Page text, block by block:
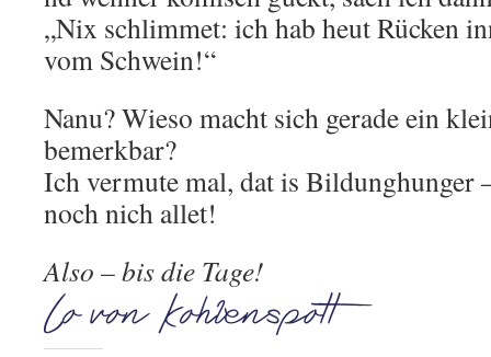
„Nix schlimmet: ich hab heut Rücken
vom Schwein!“
Nanu? Wieso macht sich gerade ein
bemerkbar?
Ich vermute mal, dat is Bildunghunger
noch nich allet!
Also – bis die Tage!